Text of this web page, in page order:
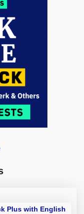
Plus with English